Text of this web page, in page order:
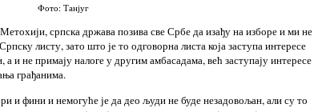
Фото: Танјуг
српска држава позива све Србе да изађу на изборе и ми не
листу, зато што је то одговорна листа која заступа интересе
а и не примају налоге у другим амбасадама, већ заступају интересе
грађанима.
и фини и немогуће је да део људи не буде незадовољан, али су то